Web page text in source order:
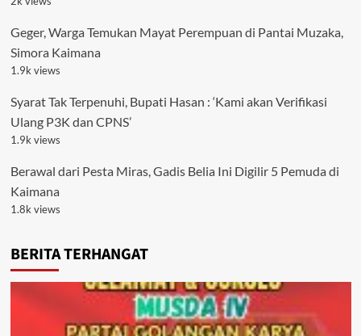
Geger, Warga Temukan Mayat Perempuan di Pantai Muzaka,
Simora Kaimana
1.9k views
Syarat Tak Terpenuhi, Bupati Hasan : ‘Kami akan Verifikasi
Ulang P3K dan CPNS’
1.9k views
Berawal dari Pesta Miras, Gadis Belia Ini Digilir 5 Pemuda di
Kaimana
1.8k views
BERITA TERHANGAT